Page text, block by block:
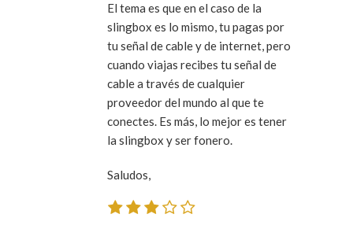
El tema es que en el caso de la
slingbox es lo mismo, tu pagas por
tu señal de cable y de internet, pero
cuando viajas recibes tu señal de
cable a través de cualquier
proveedor del mundo al que te
conectes. Es más, lo mejor es tener
la slingbox y ser fonero.
Saludos,